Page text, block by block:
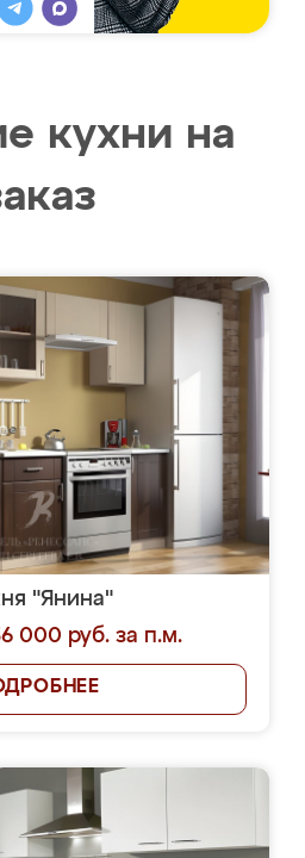
кухни на
"Янина"
000 руб. за п.м.